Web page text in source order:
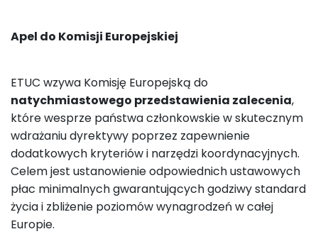
Apel do Komisji Europejskiej
ETUC wzywa Komisję Europejską do
natychmiastowego przedstawienia zalecenia,
które wesprze państwa członkowskie w skutecznym
wdrażaniu dyrektywy poprzez zapewnienie
dodatkowych kryteriów i narzędzi koordynacyjnych.
Celem jest ustanowienie odpowiednich ustawowych
płac minimalnych gwarantujących godziwy standard
życia i zbliżenie poziomów wynagrodzeń w całej
Europie.